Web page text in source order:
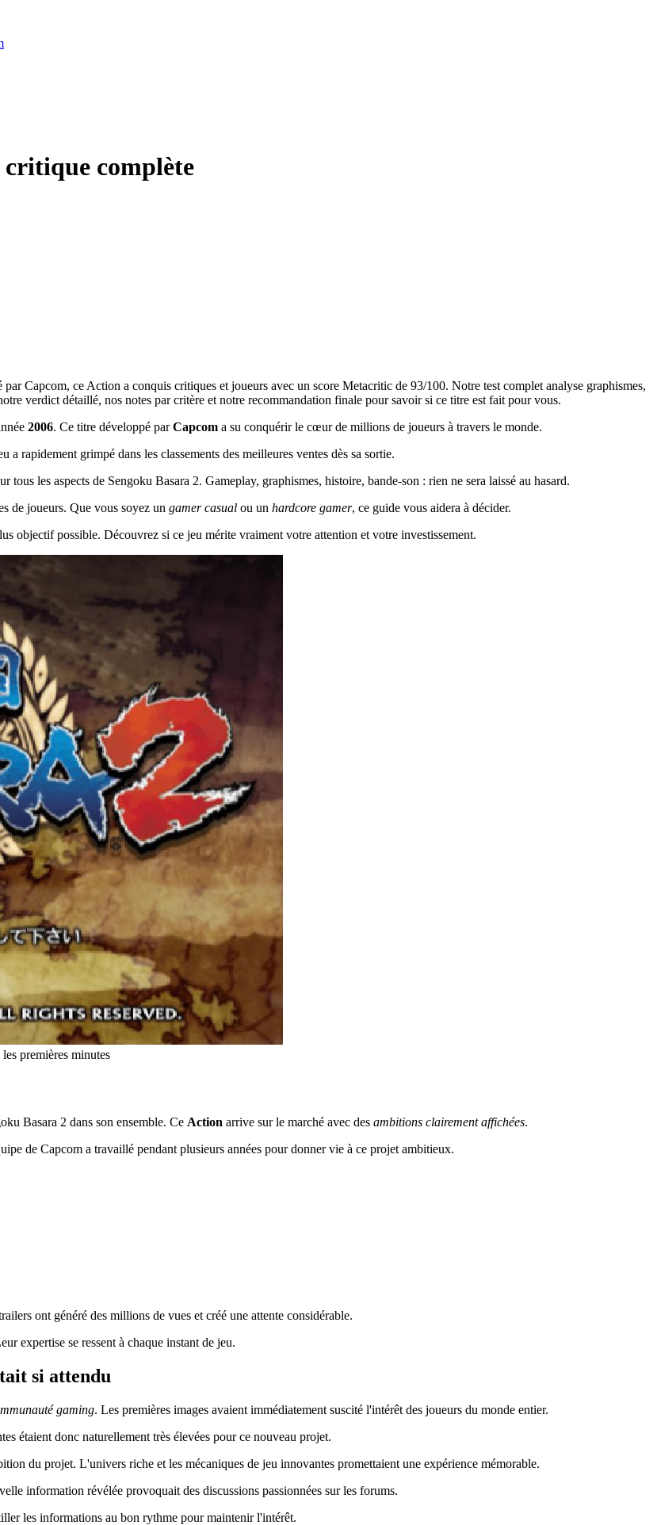
critique complète
Capcom, ce Action a conquis critiques et joueurs avec un score Metacritic de 93/100. Notre test complet analyse graphismes,
verdict détaillé, nos notes par critère et notre recommandation finale pour savoir si ce titre est fait pour vous.
2006. Ce titre développé parCapcom a su conquérir le cœur de millions de joueurs à travers le monde.
rapidement grimpé dans les classements des meilleures ventes dès sa sortie.
tous les aspects de Sengoku Basara 2. Gameplay, graphismes, histoire, bande-son : rien ne sera laissé au hasard.
de joueurs. Que vous soyez un gamer casual ou un hardcore gamer, ce guide vous aidera à décider.
objectif possible. Découvrez si ce jeu mérite vraiment votre attention et votre investissement.
premières minutes
Basara 2 dans son ensemble. Ce Action arrive sur le marché avec des ambitions clairement affichées.
de Capcom a travaillé pendant plusieurs années pour donner vie à ce projet ambitieux.
ont généré des millions de vues et créé une attente considérable.
expertise se ressent à chaque instant de jeu.
si attendu
gaming. Les premières images avaient immédiatement suscité l'intérêt des joueurs du monde entier.
étaient donc naturellement très élevées pour ce nouveau projet.
du projet. L'univers riche et les mécaniques de jeu innovantes promettaient une expérience mémorable.
information révélée provoquait des discussions passionnées sur les forums.
les informations au bon rythme pour maintenir l'intérêt.